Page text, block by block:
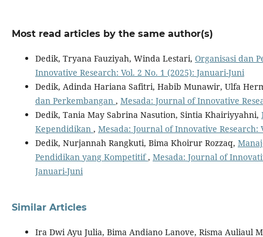
Most read articles by the same author(s)
Dedik, Tryana Fauziyah, Winda Lestari, Organisasi dan
Innovative Research: Vol. 2 No. 1 (2025): Januari-Juni
Dedik, Adinda Hariana Safitri, Habib Munawir, Ulfa
dan Perkembangan , Mesada: Journal of Innovative
Dedik, Tania May Sabrina Nasution, Sintia Khairiyyahni,
Kependidikan , Mesada: Journal of Innovative Research:
Dedik, Nurjannah Rangkuti, Bima Khoirur Rozzaq,
Pendidikan yang Kompetitif, Mesada: Journal of
Januari-Juni
Similar Articles
Ira Dwi Ayu Julia, Bima Andiano Lanove, Risma Auliaul